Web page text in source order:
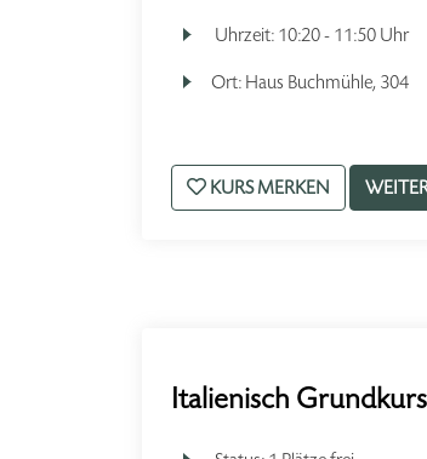
Uhrzeit: 10:20 - 11:50 Uhr
Ort: Haus Buchmühle, 304
KURS MERKEN
Italienisch